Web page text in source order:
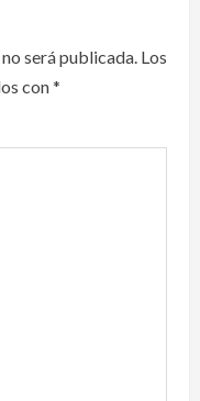
será publicada. Los
con*